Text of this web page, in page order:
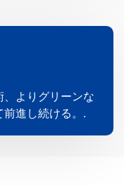
よりグリーンな
進し続ける。.